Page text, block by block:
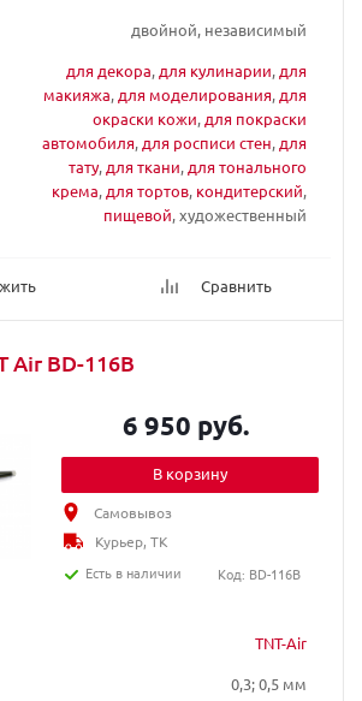
двойной, независимый
для декора, для кулинарии, для
макияжа, для моделирования, для
окраски кожи, для покраски
автомобиля, для росписи стен, для
тату, для ткани, для тонального
крема, для тортов, кондитерский,
пищевой, художественный
Сравнить
Air BD-116B
TNT-Air
0,3; 0,5 мм
6 950 руб.
В корзину
Самовывоз
Курьер, ТК
Есть в наличии
Код: BD-116B